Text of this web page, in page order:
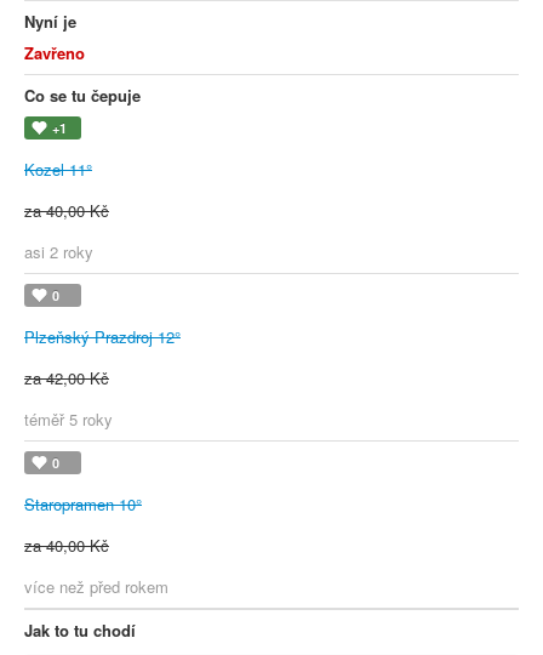
Nyní je
Zavřeno
Co se tu čepuje
+1
Kozel 11°
za 40,00 Kč
asi 2 roky
0
Plzeňský Prazdroj 12°
za 42,00 Kč
téměř 5 roky
0
Staropramen 10°
za 40,00 Kč
více než před rokem
Jak to tu chodí